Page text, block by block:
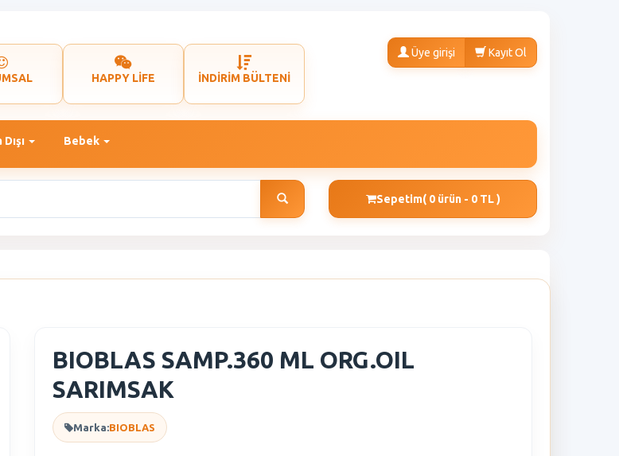
HAPPY LİFE İNDİRİM BÜLTENİ
Üye girişi Kayıt Ol
Dışı Bebek
Sepetim( 0 ürün - 0 TL )
BIOBLAS SAMP.360 ML ORG.OIL
SARIMSAK
Marka:BIOBLAS